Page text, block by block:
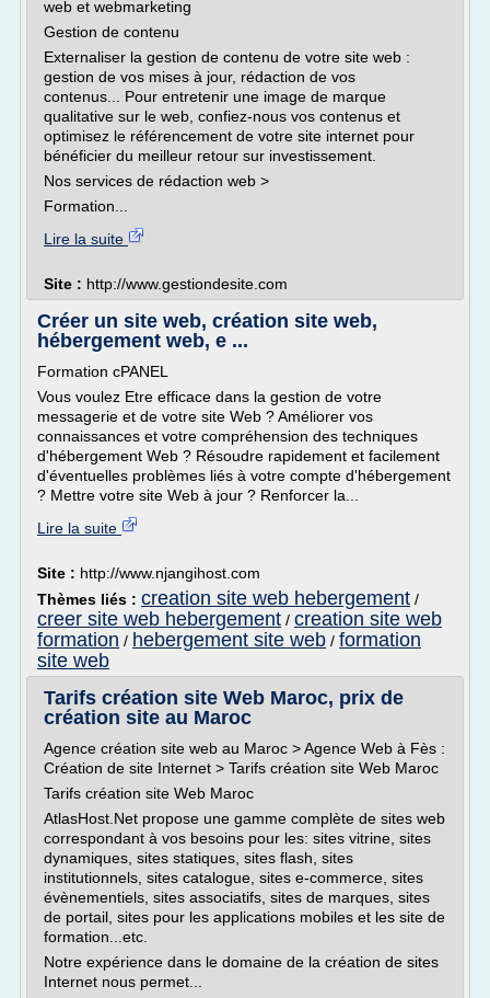
web et webmarketing
Gestion de contenu
Externaliser la gestion de contenu de votre site web :
gestion de vos mises à jour, rédaction de vos
contenus... Pour entretenir une image de marque
qualitative sur le web, confiez-nous vos contenus et
optimisez le référencement de votre site internet pour
bénéficier du meilleur retour sur investissement.
Nos services de rédaction web >
Formation...
Lire la suite
Site : http://www.gestiondesite.com
Créer un site web, création site web,
hébergement web, e ...
Formation cPANEL
Vous voulez Etre efficace dans la gestion de votre
messagerie et de votre site Web ? Améliorer vos
connaissances et votre compréhension des techniques
d'hébergement Web ? Résoudre rapidement et facilement
d'éventuelles problèmes liés à votre compte d'hébergement
? Mettre votre site Web à jour ? Renforcer la...
Lire la suite
Site : http://www.njangihost.com
Thèmes liés : creation site web hebergement /
creer site web hebergement / creation site web
formation / hebergement site web / formation
site web
Tarifs création site Web Maroc, prix de
création site au Maroc
Agence création site web au Maroc > Agence Web à Fès :
Création de site Internet > Tarifs création site Web Maroc
Tarifs création site Web Maroc
AtlasHost.Net propose une gamme complète de sites web
correspondant à vos besoins pour les: sites vitrine, sites
dynamiques, sites statiques, sites flash, sites
institutionnels, sites catalogue, sites e-commerce, sites
évènementiels, sites associatifs, sites de marques, sites
de portail, sites pour les applications mobiles et les site de
formation...etc.
Notre expérience dans le domaine de la création de sites
Internet nous permet...